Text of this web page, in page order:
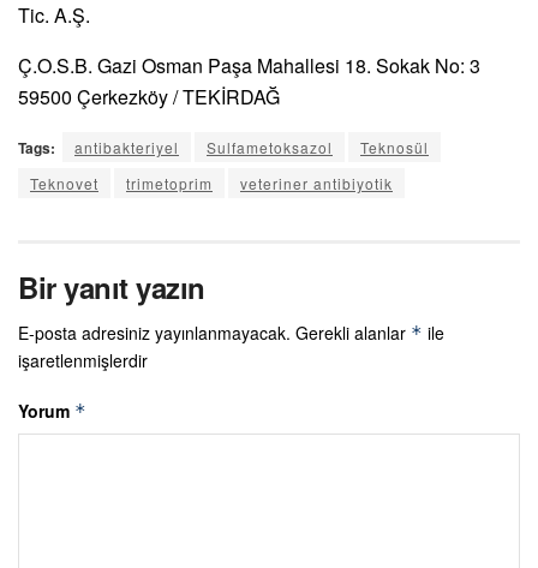
Tic. A.Ş.
Ç.O.S.B. Gazi Osman Paşa Mahallesi 18. Sokak No: 3
59500 Çerkezköy / TEKİRDAĞ
Tags: antibakteriyel Sulfametoksazol
Teknosül
Teknovet
trimetoprim veteriner antibiyotik
Bir yanıt yazın
E-posta adresiniz yayınlanmayacak. Gerekli alanlar * ile
işaretlenmişlerdir
Yorum *